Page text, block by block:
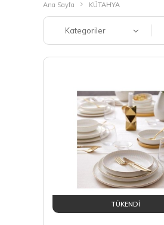
Ana Sayfa KÜTAHYA
Kategoriler
TÜKENDİ